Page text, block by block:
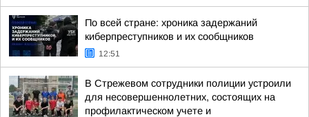
По всей стране: хроника задержаний
киберпреступников и их сообщников
12:51
В Стрежевом сотрудники полиции устроили
для несовершеннолетних, состоящих на
профилактическом учете и